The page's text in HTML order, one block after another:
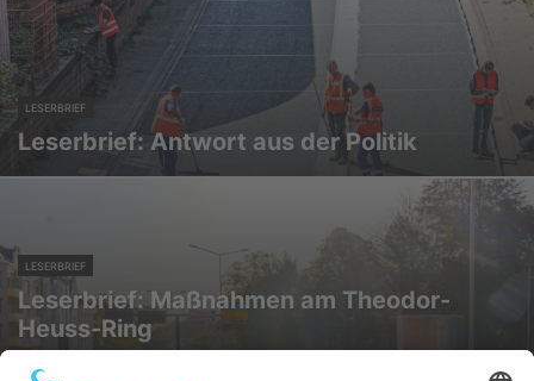
LESERBRIEF
Leserbrief: Antwort aus der Politik
LESERBRIEF
Leserbrief: Maßnahmen am Theodor-
Heuss-Ring